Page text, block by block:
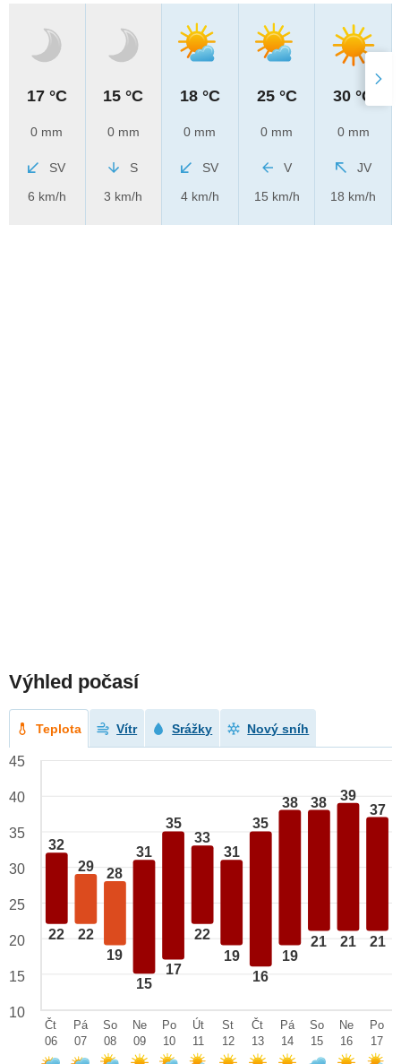
17 °C
0 mm
SV
6 km/h
15 °C
0 mm
S
3 km/h
18 °C
0 mm
SV
4 km/h
25 °C
0 mm
V
15 km/h
30 °C
0 mm
JV
18 km/h
Výhled počasí
Teplota Vítr Srážky Nový sníh
32
22
29
22
28
19
31
15
35
17
33
22
31
19
35
16
38
19
38
21
39
21
37
21
45
40
35
30
25
20
15
10
Čt
06
Pá
07
So
08
Ne
09
Po
10
Út
11
St
12
Čt
13
Pá
14
So
15
Ne
16
Po
17